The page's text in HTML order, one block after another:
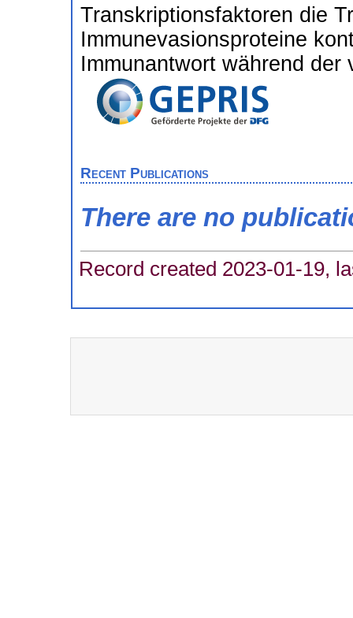
Transkriptionsfaktoren die
Immunevasionsproteine
Immunantwort während
Recent Publications
There are no
Record created 2023-01-19,